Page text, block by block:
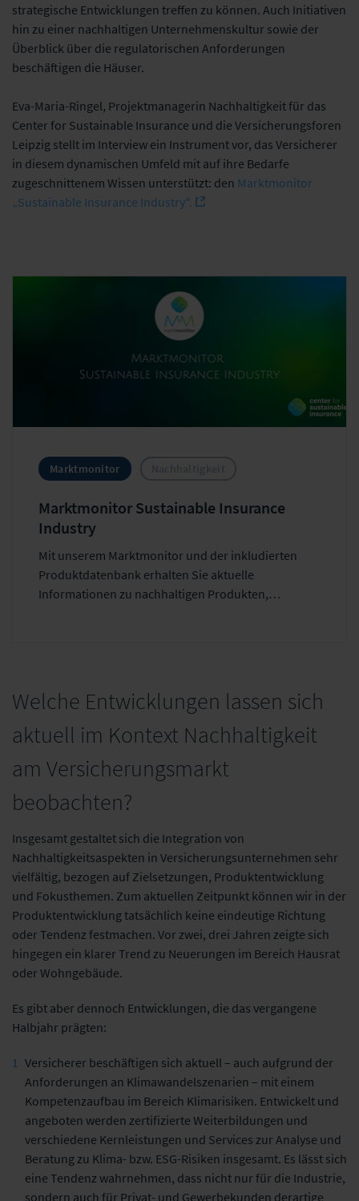
strategische Entwicklungen treffen zu können. Auch Initiativen
hin zu einer nachhaltigen Unternehmenskultur sowie der
Überblick über die regulatorischen Anforderungen
beschäftigen die Häuser.
Eva-Maria-Ringel, Projektmanagerin Nachhaltigkeit für das
Center for Sustainable Insurance und die Versicherungsforen
Leipzig stellt im Interview ein Instrument vor, das Versicherer
in diesem dynamischen Umfeld mit auf ihre Bedarfe
zugeschnittenem Wissen unterstützt: den Marktmonitor
„Sustainable Insurance Industry".
Marktmonitor
Marktmonitor Sustainable Insurance
Industry
Mit unserem Marktmonitor und der inkludierten
Produktdatenbank erhalten Sie aktuelle
Informationen zu nachhaltigen Produkten,
sowie für strategische Entscheidungen.
Welche Entwicklungen lassen sich
aktuell im Kontext Nachhaltigkeit
am Versicherungsmarkt
beobachten?
Insgesamt gestaltet sich die Integration von
Nachhaltigkeitsaspekten in Versicherungsunternehmen sehr
vielfältig, bezogen auf Zielsetzungen, Produktentwicklung
und Fokusthemen. Zum aktuellen Zeitpunkt können wir in der
Produktentwicklung tatsächlich keine eindeutige Richtung
oder Tendenz festmachen. Vor zwei, drei Jahren zeigte sich
hingegen ein klarer Trend zu Neuerungen im Bereich Hausrat
oder Wohngebäude.
Es gibt aber dennoch Entwicklungen, die das vergangene
Halbjahr prägten:
Versicherer beschäftigen sich aktuell – auch aufgrund der
Anforderungen an Klimawandelszenarien – mit einem
Kompetenzaufbau im Bereich Klimarisiken. Entwickelt und
angeboten werden zertifizierte Weiterbildungen und
verschiedene Kernleistungen und Services zur Analyse und
Beratung zu Klima- bzw. ESG-Risiken insgesamt. Es lässt sich
eine Tendenz wahrnehmen, dass nicht nur für die Industrie,
sondern auch für Privat- und Gewerbekunden derartige